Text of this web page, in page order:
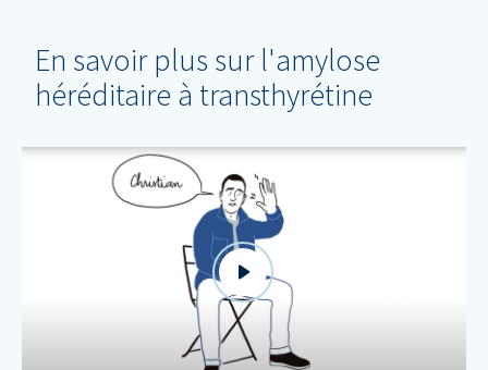
En savoir plus sur l'amylose
héréditaire à transthyrétine